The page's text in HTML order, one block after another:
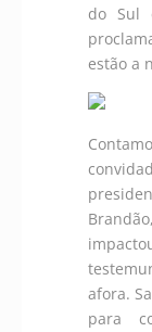
do Sul
estão a
afora.
para